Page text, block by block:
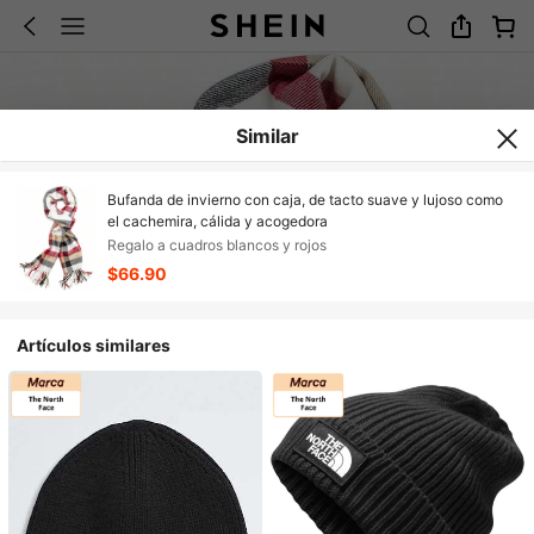
Similar
Bufanda de invierno con caja, de tacto suave y lujoso como
el cachemira, cálida y acogedora
Regalo a cuadros blancos y rojos
$66.90
Artículos similares